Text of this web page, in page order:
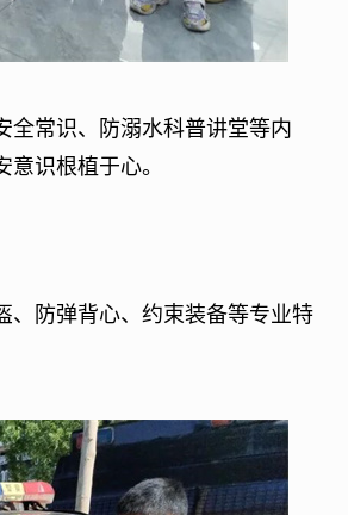
常识、防溺水科普讲堂等内
识根植于心。
防弹背心、约束装备等专业特